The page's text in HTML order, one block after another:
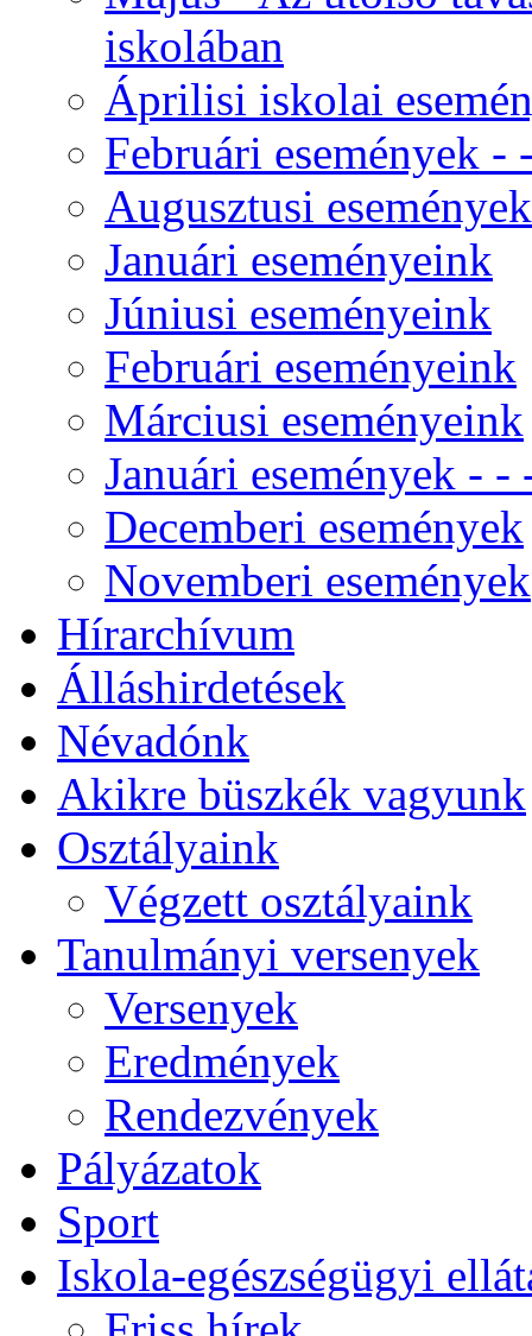
iskolában
Áprilisi iskolai
Februári események
Augusztusi események
Januári eseményeink
Júniusi eseményeink
Februári eseményeink
Márciusi eseményeink
Januári események -
Decemberi események
Novemberi események
Hírarchívum
Álláshirdetések
Névadónk
Akikre büszkék vagyunk
Osztályaink
Végzett osztályaink
Tanulmányi versenyek
Versenyek
Eredmények
Rendezvények
Pályázatok
Sport
Iskola-egészségügyi